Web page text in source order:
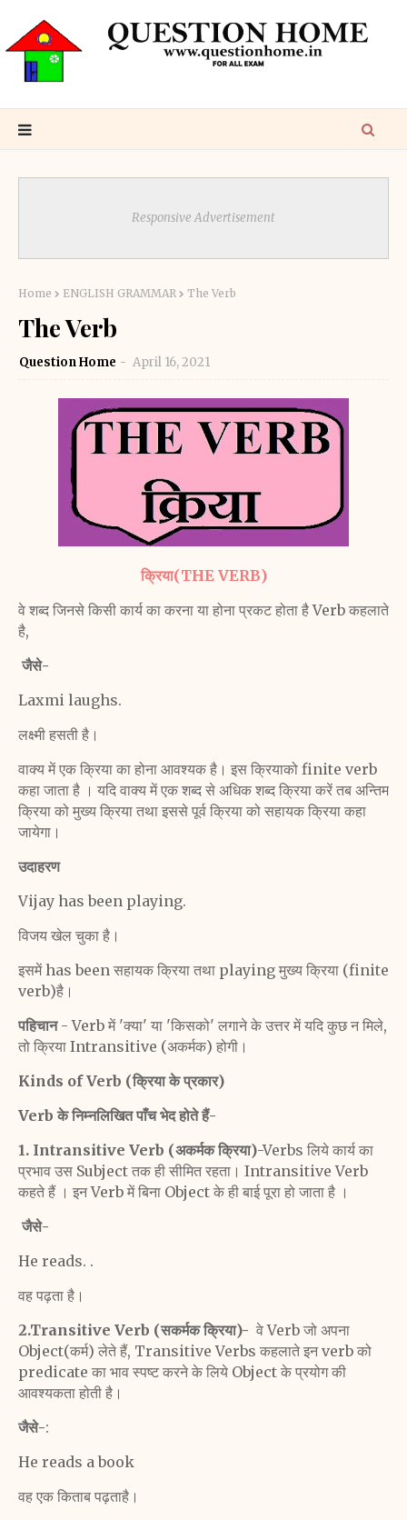
Responsive Advertisement
Home ENGLISH GRAMMAR The Verb
The Verb
Question Home April 16, 2021
क्रिया(THE VERB)
वे शब्द जिनसे किसी कार्य का करना या होना प्रकट होता है Verb कहलाते
है,
जैसे-
Laxmi laughs.
लक्ष्मी हसती है।
वाक्य में एक क्रिया का होना आवश्यक है। इस क्रियाको finite verb
कहा जाता है । यदि वाक्य में एक शब्द से अधिक शब्द क्रिया करें तब अन्तिम
क्रिया को मुख्य क्रिया तथा इससे पूर्व क्रिया को सहायक क्रिया कहा
जायेगा।
उदाहरण
Vijay has been playing.
विजय खेल चुका है।
इसमें has been सहायक क्रिया तथा playing मुख्य क्रिया (finite
verb)है।
पहिचान- Verb में 'क्या' या 'किसको' लगाने के उत्तर में यदि कुछ न मिले,
तो क्रिया Intransitive (अकर्मक) होगी।
Kinds of Verb (क्रिया के प्रकार)
Verb के निम्नलिखित पाँच भेद होते हैं-
1. Intransitive Verb (अकर्मक क्रिया)-Verbs लिये कार्य का
प्रभाव उस Subject तक ही सीमित रहता। Intransitive Verb
कहते हैं । इन Verb में बिना Object के ही बाई पूरा हो जाता है ।
जैसे-
He reads. .
वह पढ़ता है।
2.Transitive Verb (सकर्मक क्रिया)- वे Verb जो अपना
Object(कर्म) लेते हैं, Transitive Verbs कहलाते इन verb को
predicate का भाव स्पष्ट करने के लिये Object के प्रयोग की
आवश्यकता होती है।
जैसे-:
He reads a book
वह एक किताब पढ़ताहै।